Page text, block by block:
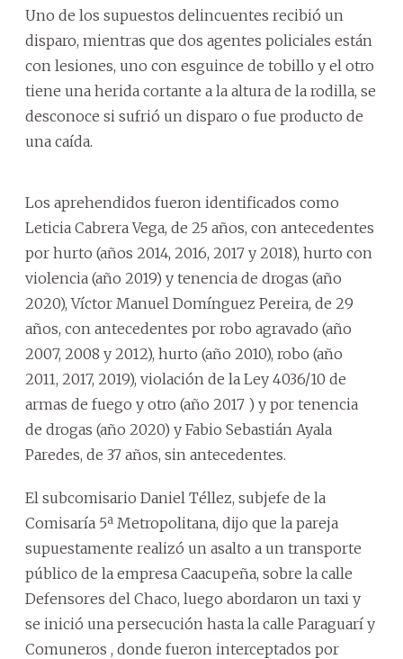
Uno de los supuestos delincuentes recibió un
disparo, mientras que dos agentes policiales están
con lesiones, uno con esguince de tobillo y el otro
tiene una herida cortante a la altura de la rodilla, se
desconoce si sufrió un disparo o fue producto de
una caída.
Los aprehendidos fueron identificados como
Leticia Cabrera Vega, de 25 años, con antecedentes
por hurto (años 2014, 2016, 2017 y 2018), hurto con
violencia (año 2019) y tenencia de drogas (año
2020), Víctor Manuel Domínguez Pereira, de 29
años, con antecedentes por robo agravado (año
2007, 2008 y 2012), hurto (año 2010), robo (año
2011, 2017, 2019), violación de la Ley 4036/10 de
armas de fuego y otro (año 2017 ) y por tenencia
de drogas (año 2020) y Fabio Sebastián Ayala
Paredes, de 37 años, sin antecedentes.
El subcomisario Daniel Téllez, subjefe de la
Comisaría 5ª Metropolitana, dijo que la pareja
supuestamente realizó un asalto a un transporte
público de la empresa Caacupeña, sobre la calle
Defensores del Chaco, luego abordaron un taxi y
se inició una persecución hasta la calle Paraguarí y
Comuneros , donde fueron interceptados por